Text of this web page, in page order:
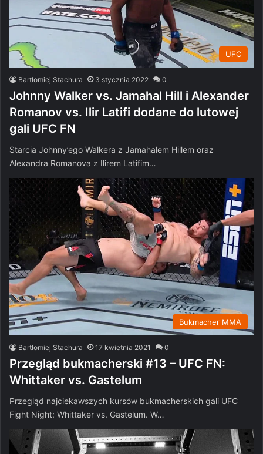
UFC
Bartłomiej Stachura 3 stycznia 2022 0
Johnny Walker vs. Jamahal Hill i Alexander
Romanov vs. Ilir Latifi dodane do lutowej
gali UFC FN
Starcia Johnny’ego Walkera z Jamahalem Hillem oraz
Alexandra Romanova z Ilirem Latifim…
Bukmacher MMA
Bartłomiej Stachura 17 kwietnia 2021 0
Przegląd bukmacherski #13 – UFC FN:
Whittaker vs. Gastelum
Przegląd najciekawszych kursów bukmacherskich gali UFC
Fight Night: Whittaker vs. Gastelum. W…